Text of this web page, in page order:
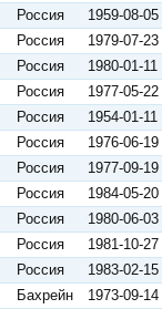
Россия
1959-08-05
Россия
1979-07-23
Россия
1980-01-11
Россия
1977-05-22
Россия
1954-01-11
Россия
1976-06-19
Россия
1977-09-19
Россия
1984-05-20
Россия
1980-06-03
Россия
1981-10-27
Россия
1983-02-15
Бахрейн
1973-09-14